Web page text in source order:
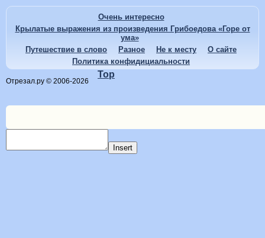
Очень интересно
Крылатые выражения из произведения Грибоедова «Горе от
ума»
Путешествие в слово
Разное Не к месту
О сайте
Политика конфидициальности
Отрезал.ру © 2006-2026
Top
Insert